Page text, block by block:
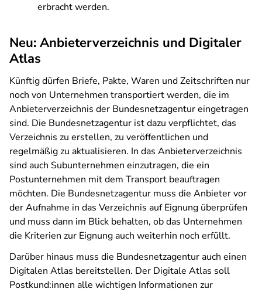
erbracht werden.
Neu: Anbieterverzeichnis und Digitaler
Atlas
Künftig dürfen Briefe, Pakte, Waren und Zeitschriften nur
noch von Unternehmen transportiert werden, die im
Anbieterverzeichnis der Bundesnetzagentur eingetragen
sind. Die Bundesnetzagentur ist dazu verpflichtet, das
Verzeichnis zu erstellen, zu veröffentlichen und
regelmäßig zu aktualisieren. In das Anbieterverzeichnis
sind auch Subunternehmen einzutragen, die ein
Postunternehmen mit dem Transport beauftragen
möchten. Die Bundesnetzagentur muss die Anbieter vor
der Aufnahme in das Verzeichnis auf Eignung überprüfen
und muss dann im Blick behalten, ob das Unternehmen
die Kriterien zur Eignung auch weiterhin noch erfüllt.
Darüber hinaus muss die Bundesnetzagentur auch einen
Digitalen Atlas bereitstellen. Der Digitale Atlas soll
Postkund:innen alle wichtigen Informationen zur